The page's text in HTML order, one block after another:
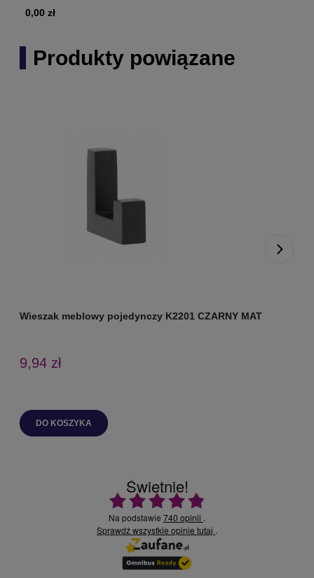
0,00 zł
Produkty powiązane
Wieszak meblowy pojedynczy K2201 CZARNY MAT
9,94 zł
DO KOSZYKA
Świetnie!
Ocena średnia 4.9 na 5
Na podstawie 740 opinii .
Sprawdź wszystkie opinie tutaj .